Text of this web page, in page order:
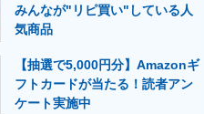
みんなが"リピ買い"している人
気商品
【抽選で5,000円分】Amazonギ
フトカードが当たる！読者アン
ケート実施中